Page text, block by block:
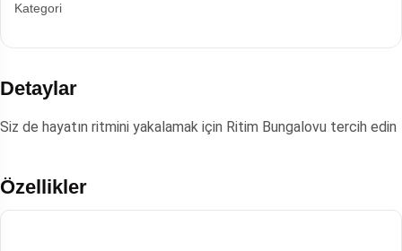
Kategori
Detaylar
Siz de hayatın ritmini yakalamak için Ritim Bungalovu tercih edin
Özellikler